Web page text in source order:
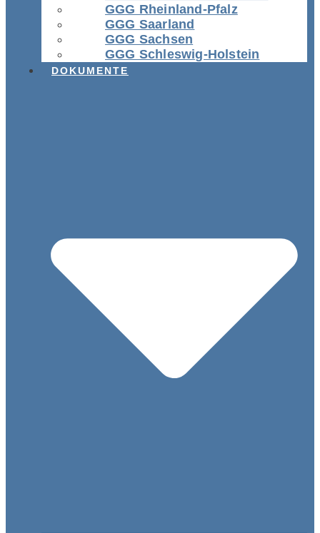
GGG Rheinland-Pfalz
GGG Saarland
GGG Sachsen
GGG Schleswig-Holstein
DOKUMENTE